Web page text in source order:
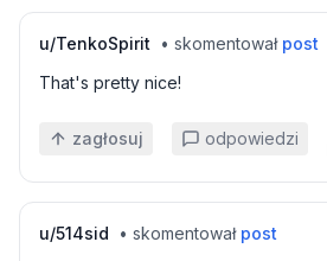
u/TenkoSpirit • skomentował post
That's pretty nice!
zagłosuj odpowiedzi
u/514sid • skomentował post